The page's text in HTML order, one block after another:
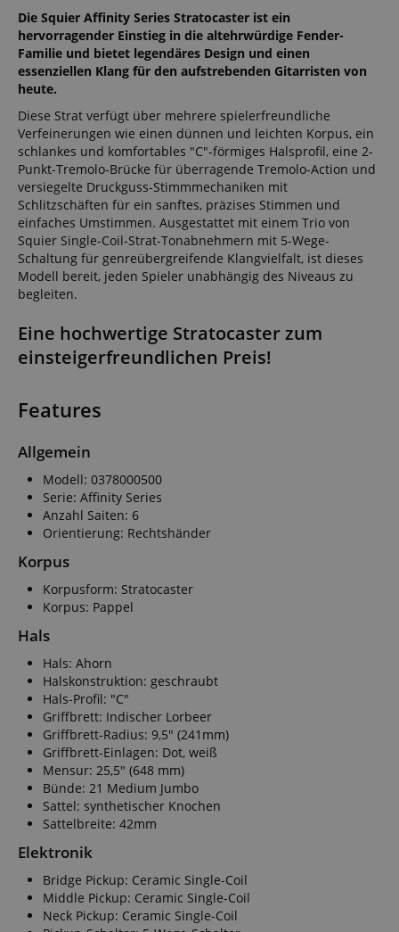
Die Squier Affinity Series Stratocaster ist ein
hervorragender Einstieg in die altehrwürdige Fender-
Familie und bietet legendäres Design und einen
essenziellen Klang für den aufstrebenden Gitarristen von
heute.
Diese Strat verfügt über mehrere spielerfreundliche
Verfeinerungen wie einen dünnen und leichten Korpus, ein
schlankes und komfortables "C"-förmiges Halsprofil, eine 2-
Punkt-Tremolo-Brücke für überragende Tremolo-Action und
versiegelte Druckguss-Stimmmechaniken mit
Schlitzschäften für ein sanftes, präzises Stimmen und
einfaches Umstimmen. Ausgestattet mit einem Trio von
Squier Single-Coil-Strat-Tonabnehmern mit 5-Wege-
Schaltung für genreübergreifende Klangvielfalt, ist dieses
Modell bereit, jeden Spieler unabhängig des Niveaus zu
begleiten.
Eine hochwertige Stratocaster zum
einsteigerfreundlichen Preis!
Features
Allgemein
Modell: 0378000500
Serie: Affinity Series
Anzahl Saiten: 6
Orientierung: Rechtshänder
Korpus
Korpusform: Stratocaster
Korpus: Pappel
Hals
Hals: Ahorn
Halskonstruktion: geschraubt
Hals-Profil: "C"
Griffbrett: Indischer Lorbeer
Griffbrett-Radius: 9,5" (241mm)
Griffbrett-Einlagen: Dot, weiß
Mensur: 25,5" (648 mm)
Bünde: 21 Medium Jumbo
Sattel: synthetischer Knochen
Sattelbreite: 42mm
Elektronik
Bridge Pickup: Ceramic Single-Coil
Middle Pickup: Ceramic Single-Coil
Neck Pickup: Ceramic Single-Coil